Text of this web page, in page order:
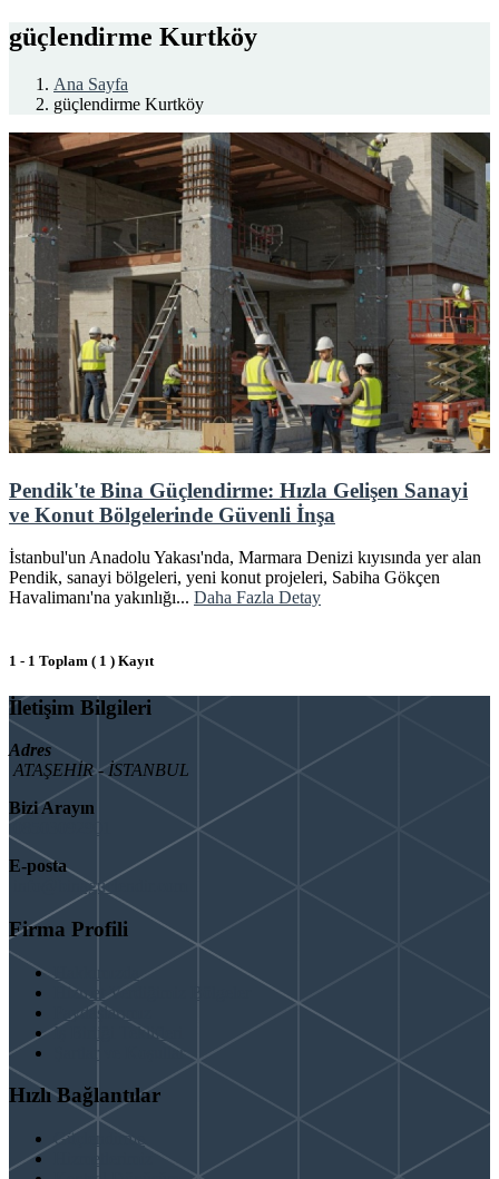
güçlendirme Kurtköy
Ana Sayfa
güçlendirme Kurtköy
Pendik'te Bina Güçlendirme: Hızla Gelişen Sanayi
ve Konut Bölgelerinde Güvenli İnşa
İstanbul'un Anadolu Yakası'nda, Marmara Denizi kıyısında yer alan
Pendik, sanayi bölgeleri, yeni konut projeleri, Sabiha Gökçen
Havalimanı'na yakınlığı... Daha Fazla Detay
1 - 1 Toplam ( 1 ) Kayıt
İletişim Bilgileri
Adres
ATAŞEHİR - İSTANBUL
Bizi Arayın
E-posta
info@binaguclendir.com
Firma Profili
Hakkımızda
Hizmet Verdiğimiz Bölgeler
Paydaşlarımız
İş Birliği Teklifleri
Şartlar ve Koşullar
Hızlı Bağlantılar
Güçlendirme
Hizmetlerimiz